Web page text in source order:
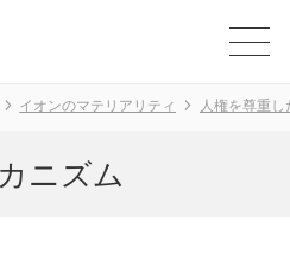
イオンのマテリアリティ 人権を尊重
ニズム